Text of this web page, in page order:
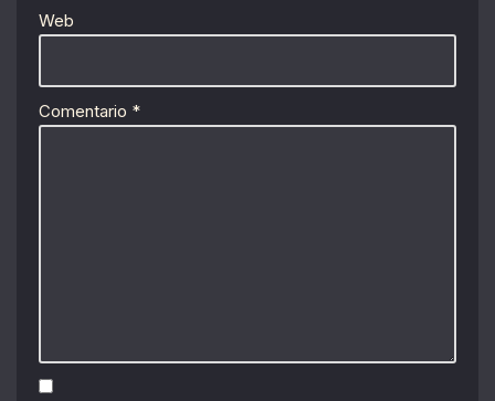
Web
Comentario *